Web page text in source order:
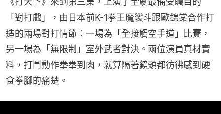
「對打戲」，由日本前K-1拳王魔裟斗跟歐錦棠合作打
造的兩場對打情節︰一場為「全接觸空手道」比賽，
另一場為「無限制」室外武者對決。兩位演員真材實
料，打鬥動作拳拳到肉，就算隔著鏡頭都彷彿感到硬
食拳腳的痛楚。